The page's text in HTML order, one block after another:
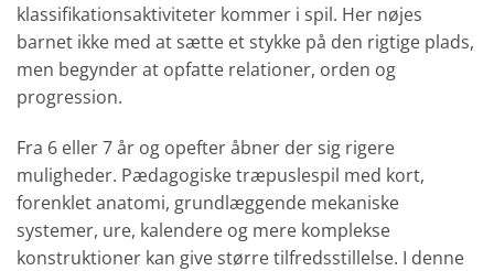
klassifikationsaktiviteter kommer i spil. Her nøjes
barnet ikke med at sætte et stykke på den rigtige plads,
men begynder at opfatte relationer, orden og
progression.
Fra 6 eller 7 år og opefter åbner der sig rigere
muligheder. Pædagogiske træpuslespil med kort,
forenklet anatomi, grundlæggende mekaniske
systemer, ure, kalendere og mere komplekse
konstruktioner kan give større tilfredsstillelse. I denne